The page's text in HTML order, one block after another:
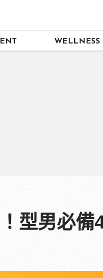
WELLNESS
型男必備